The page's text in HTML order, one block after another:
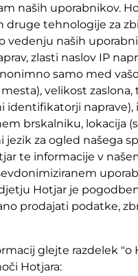
naših uporabnikov.
druge tehnologije za
vedenju naših
zlasti naslov IP
samo med
velikost zaslona,
identifikatorji naprave),
brskalniku, lokacija
jezik za ogled našega
te informacije v
Hotjar je
prodajati podatke,
glejte razdelek "o
Hotjara: